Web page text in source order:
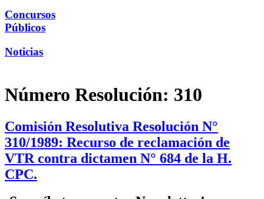
Concursos
Públicos
Noticias
Número Resolución: 310
Comisión Resolutiva Resolución N°
310/1989: Recurso de reclamación de
VTR contra dictamen N° 684 de la H.
CPC.